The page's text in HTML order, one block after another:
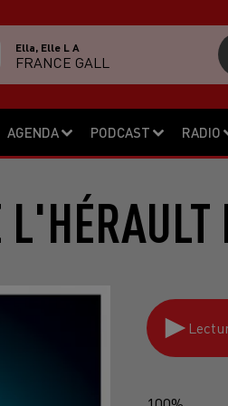
AGENDA PODCAST RADIO
Ella, Elle L A
FRANCE GALL